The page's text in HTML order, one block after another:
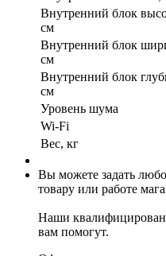
Внутренний блок
см
Внутренний блок
см
Внутренний блок
см
Уровень шума
Wi-Fi
Вес, кг
Вы можете задать
товару или работе
Наши
вам помогут.